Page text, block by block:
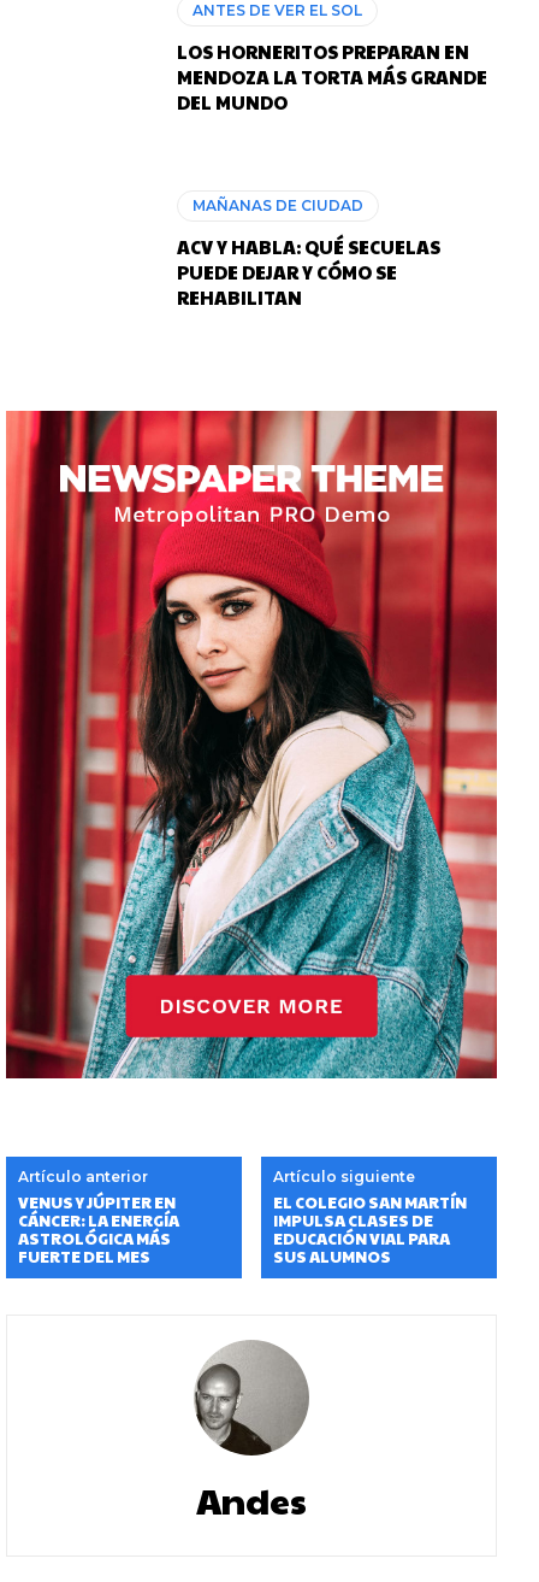
ANTES DE VER EL SOL
LOS HORNERITOS PREPARAN EN
MENDOZA LA TORTA MÁS GRANDE
DEL MUNDO
MAÑANAS DE CIUDAD
ACV Y HABLA: QUÉ SECUELAS
PUEDE DEJAR Y CÓMO SE
REHABILITAN
Artículo anterior
VENUS Y JÚPITER EN
CÁNCER: LA ENERGÍA
ASTROLÓGICA MÁS
FUERTE DEL MES
Artículo siguiente
EL COLEGIO SAN MARTÍN
IMPULSA CLASES DE
EDUCACIÓN VIAL PARA
SUS ALUMNOS
Andes